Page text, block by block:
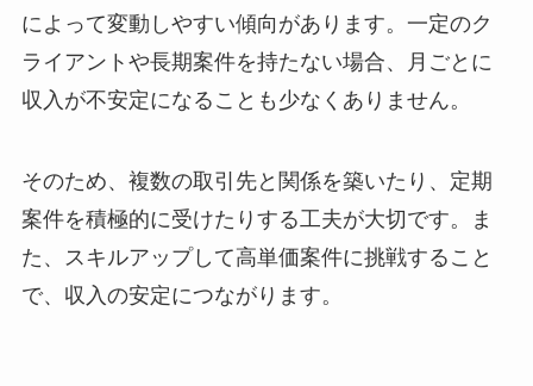
によって変動しやすい傾向があります。一定のク
ライアントや長期案件を持たない場合、月ごとに
収入が不安定になることも少なくありません。
そのため、複数の取引先と関係を築いたり、定期
案件を積極的に受けたりする工夫が大切です。ま
た、スキルアップして高単価案件に挑戦すること
で、収入の安定につながります。